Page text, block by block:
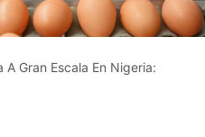
Gran Escala En Nigeria: